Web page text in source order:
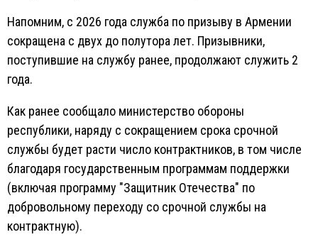
Напомним, с 2026 года служба по призыву в Армении
сокращена с двух до полутора лет. Призывники,
поступившие на службу ранее, продолжают служить 2
года.
Как ранее сообщало министерство обороны
республики, наряду с сокращением срока срочной
службы будет расти число контрактников, в том числе
благодаря государственным программам поддержки
(включая программу "Защитник Отечества" по
добровольному переходу со срочной службы на
контрактную).